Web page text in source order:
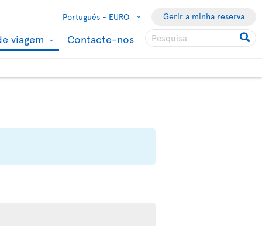
Português - EURO Gerir a minha reserva
viagem Contacte-nos